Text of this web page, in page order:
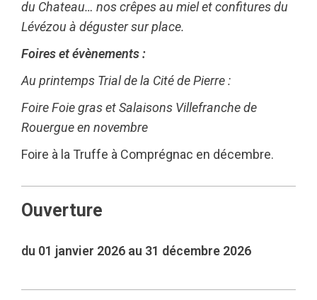
du Chateau… nos crêpes au miel et confitures du
Lévézou à déguster sur place.
Foires et évènements :
Au printemps Trial de la Cité de Pierre :
Foire Foie gras et Salaisons Villefranche de
Rouergue en novembre
Foire à la Truffe à Comprégnac en décembre.
Ouverture
du 01 janvier 2026 au 31 décembre 2026